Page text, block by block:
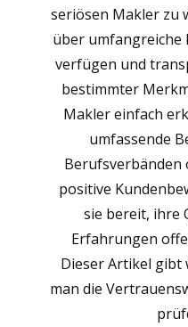
seriösen Makler zu
über umfangreiche
verfügen und
bestimmter
Makler einfach
umfassende
positive
sie bereit, ihre
Erfahrungen
Dieser Artikel gibt
man die